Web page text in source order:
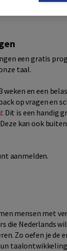
een gratis
taal.
en een
op vragen en
. Dit is een handig
kan ook buiten
aanmelden.
mensen met
die Nederlands
Zo oefen je de